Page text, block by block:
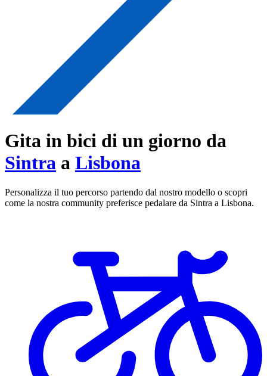
Gita in bici di un giorno da
Sintra a Lisbona
Personalizza il tuo percorso partendo dal nostro modello o scopri
come la nostra community preferisce pedalare da Sintra a Lisbona.